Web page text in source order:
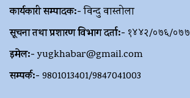
कार्यकारी सम्पादक:-विन्दु वास्तोला
सूचना तथा प्रशारण विभाग दर्ता:- १४४२/०७६/०७७
इमेल:- yugkhabar@gmail.com
सम्पर्क:- 9801013401/9847041003